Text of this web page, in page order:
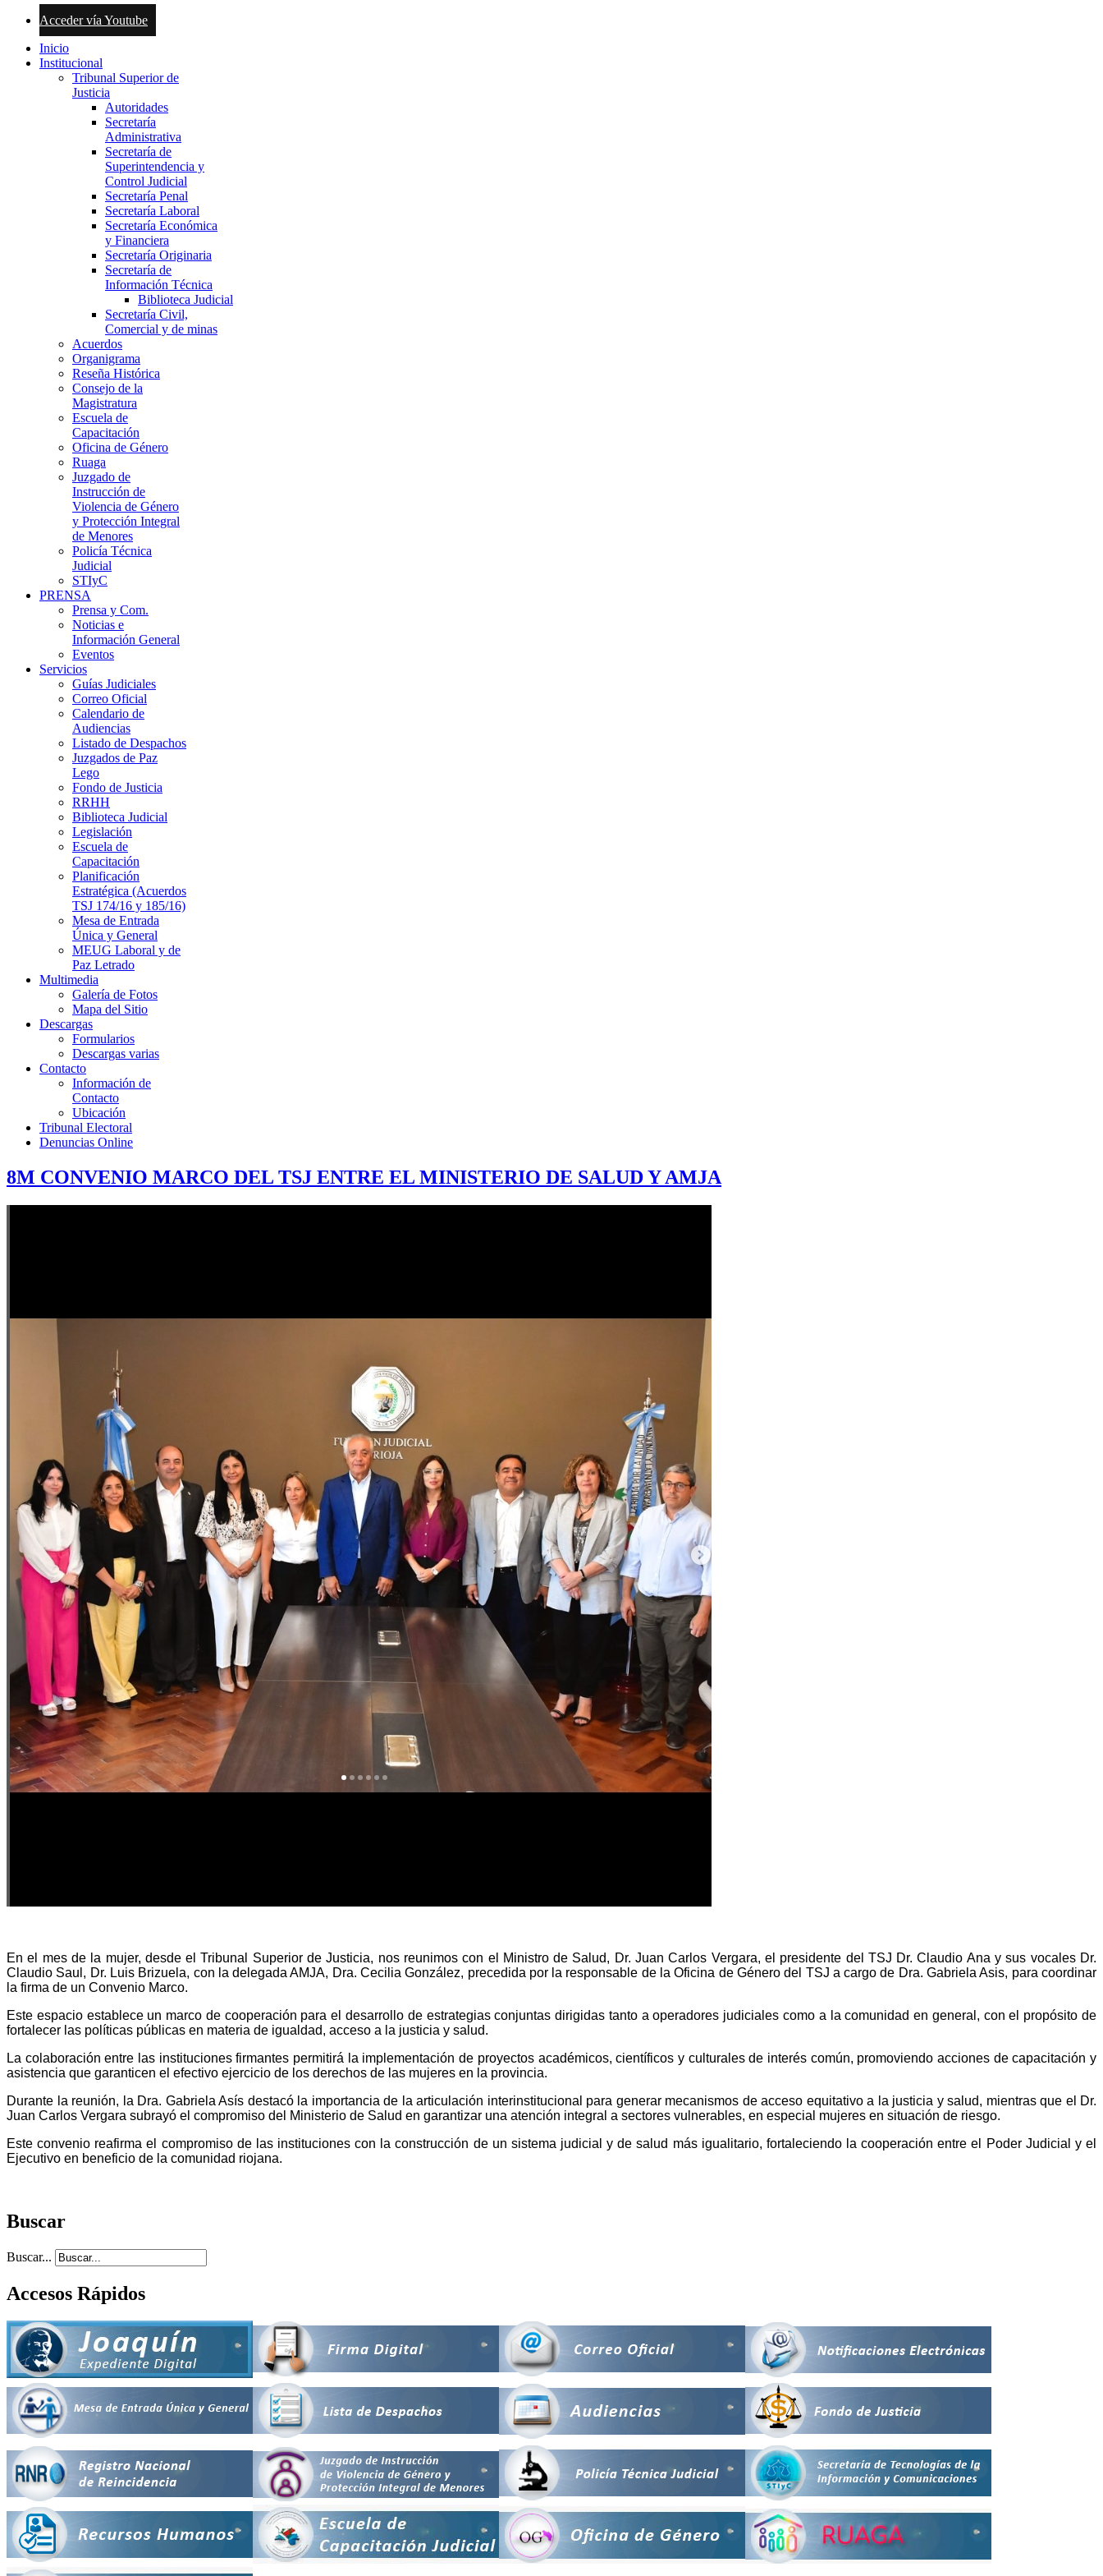
Acceder vía Youtube
Inicio
Institucional
Tribunal Superior de
Justicia
Autoridades
Secretaría
Administrativa
Secretaría de
Superintendencia y
Control Judicial
Secretaría Penal
Secretaría Laboral
Secretaría Económica
y Financiera
Secretaría Originaria
Secretaría de
Información Técnica
Biblioteca Judicial
Secretaría Civil,
Comercial y de minas
Acuerdos
Organigrama
Reseña Histórica
Consejo de la
Magistratura
Escuela de
Capacitación
Oficina de Género
Ruaga
Juzgado de
Instrucción de
Violencia de Género
y Protección Integral
de Menores
Policía Técnica
Judicial
STIyC
PRENSA
Prensa y Com.
Noticias e
Información General
Eventos
Servicios
Guías Judiciales
Correo Oficial
Calendario de
Audiencias
Listado de Despachos
Juzgados de Paz
Lego
Fondo de Justicia
RRHH
Biblioteca Judicial
Legislación
Escuela de
Capacitación
Planificación
Estratégica (Acuerdos
TSJ 174/16 y 185/16)
Mesa de Entrada
Única y General
MEUG Laboral y de
Paz Letrado
Multimedia
Galería de Fotos
Mapa del Sitio
Descargas
Formularios
Descargas varias
Contacto
Información de
Contacto
Ubicación
Tribunal Electoral
Denuncias Online
8M CONVENIO MARCO DEL TSJ ENTRE EL MINISTERIO DE SALUD Y AMJA
En el mes de la mujer, desde el Tribunal Superior de Justicia, nos reunimos con el Ministro de Salud, Dr. Juan Carlos Vergara, el presidente del TSJ Dr. Claudio Ana y sus vocales Dr.
Claudio Saul, Dr. Luis Brizuela, con la delegada AMJA, Dra. Cecilia González, precedida por la responsable de la Oficina de Género del TSJ a cargo de Dra. Gabriela Asis, para coordinar
la firma de un Convenio Marco.
Este espacio establece un marco de cooperación para el desarrollo de estrategias conjuntas dirigidas tanto a operadores judiciales como a la comunidad en general, con el propósito de
fortalecer las políticas públicas en materia de igualdad, acceso a la justicia y salud.
La colaboración entre las instituciones firmantes permitirá la implementación de proyectos académicos, científicos y culturales de interés común, promoviendo acciones de capacitación y
asistencia que garanticen el efectivo ejercicio de los derechos de las mujeres en la provincia.
Durante la reunión, la Dra. Gabriela Asís destacó la importancia de la articulación interinstitucional para generar mecanismos de acceso equitativo a la justicia y salud, mientras que el Dr.
Juan Carlos Vergara subrayó el compromiso del Ministerio de Salud en garantizar una atención integral a sectores vulnerables, en especial mujeres en situación de riesgo.
Este convenio reafirma el compromiso de las instituciones con la construcción de un sistema judicial y de salud más igualitario, fortaleciendo la cooperación entre el Poder Judicial y el
Ejecutivo en beneficio de la comunidad riojana.
Buscar
Buscar...
Accesos Rápidos